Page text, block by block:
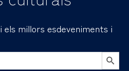
els millors esdeveniments i
BOTÓN DE